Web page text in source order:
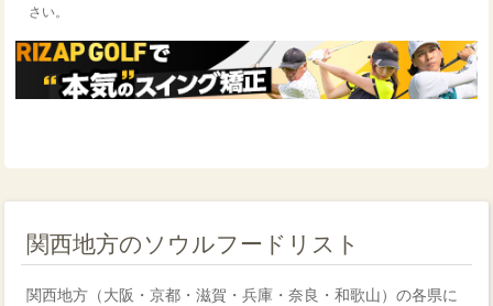
さい。
関西地方のソウルフードリスト
関西地方（大阪・京都・滋賀・兵庫・奈良・和歌山）の各県に